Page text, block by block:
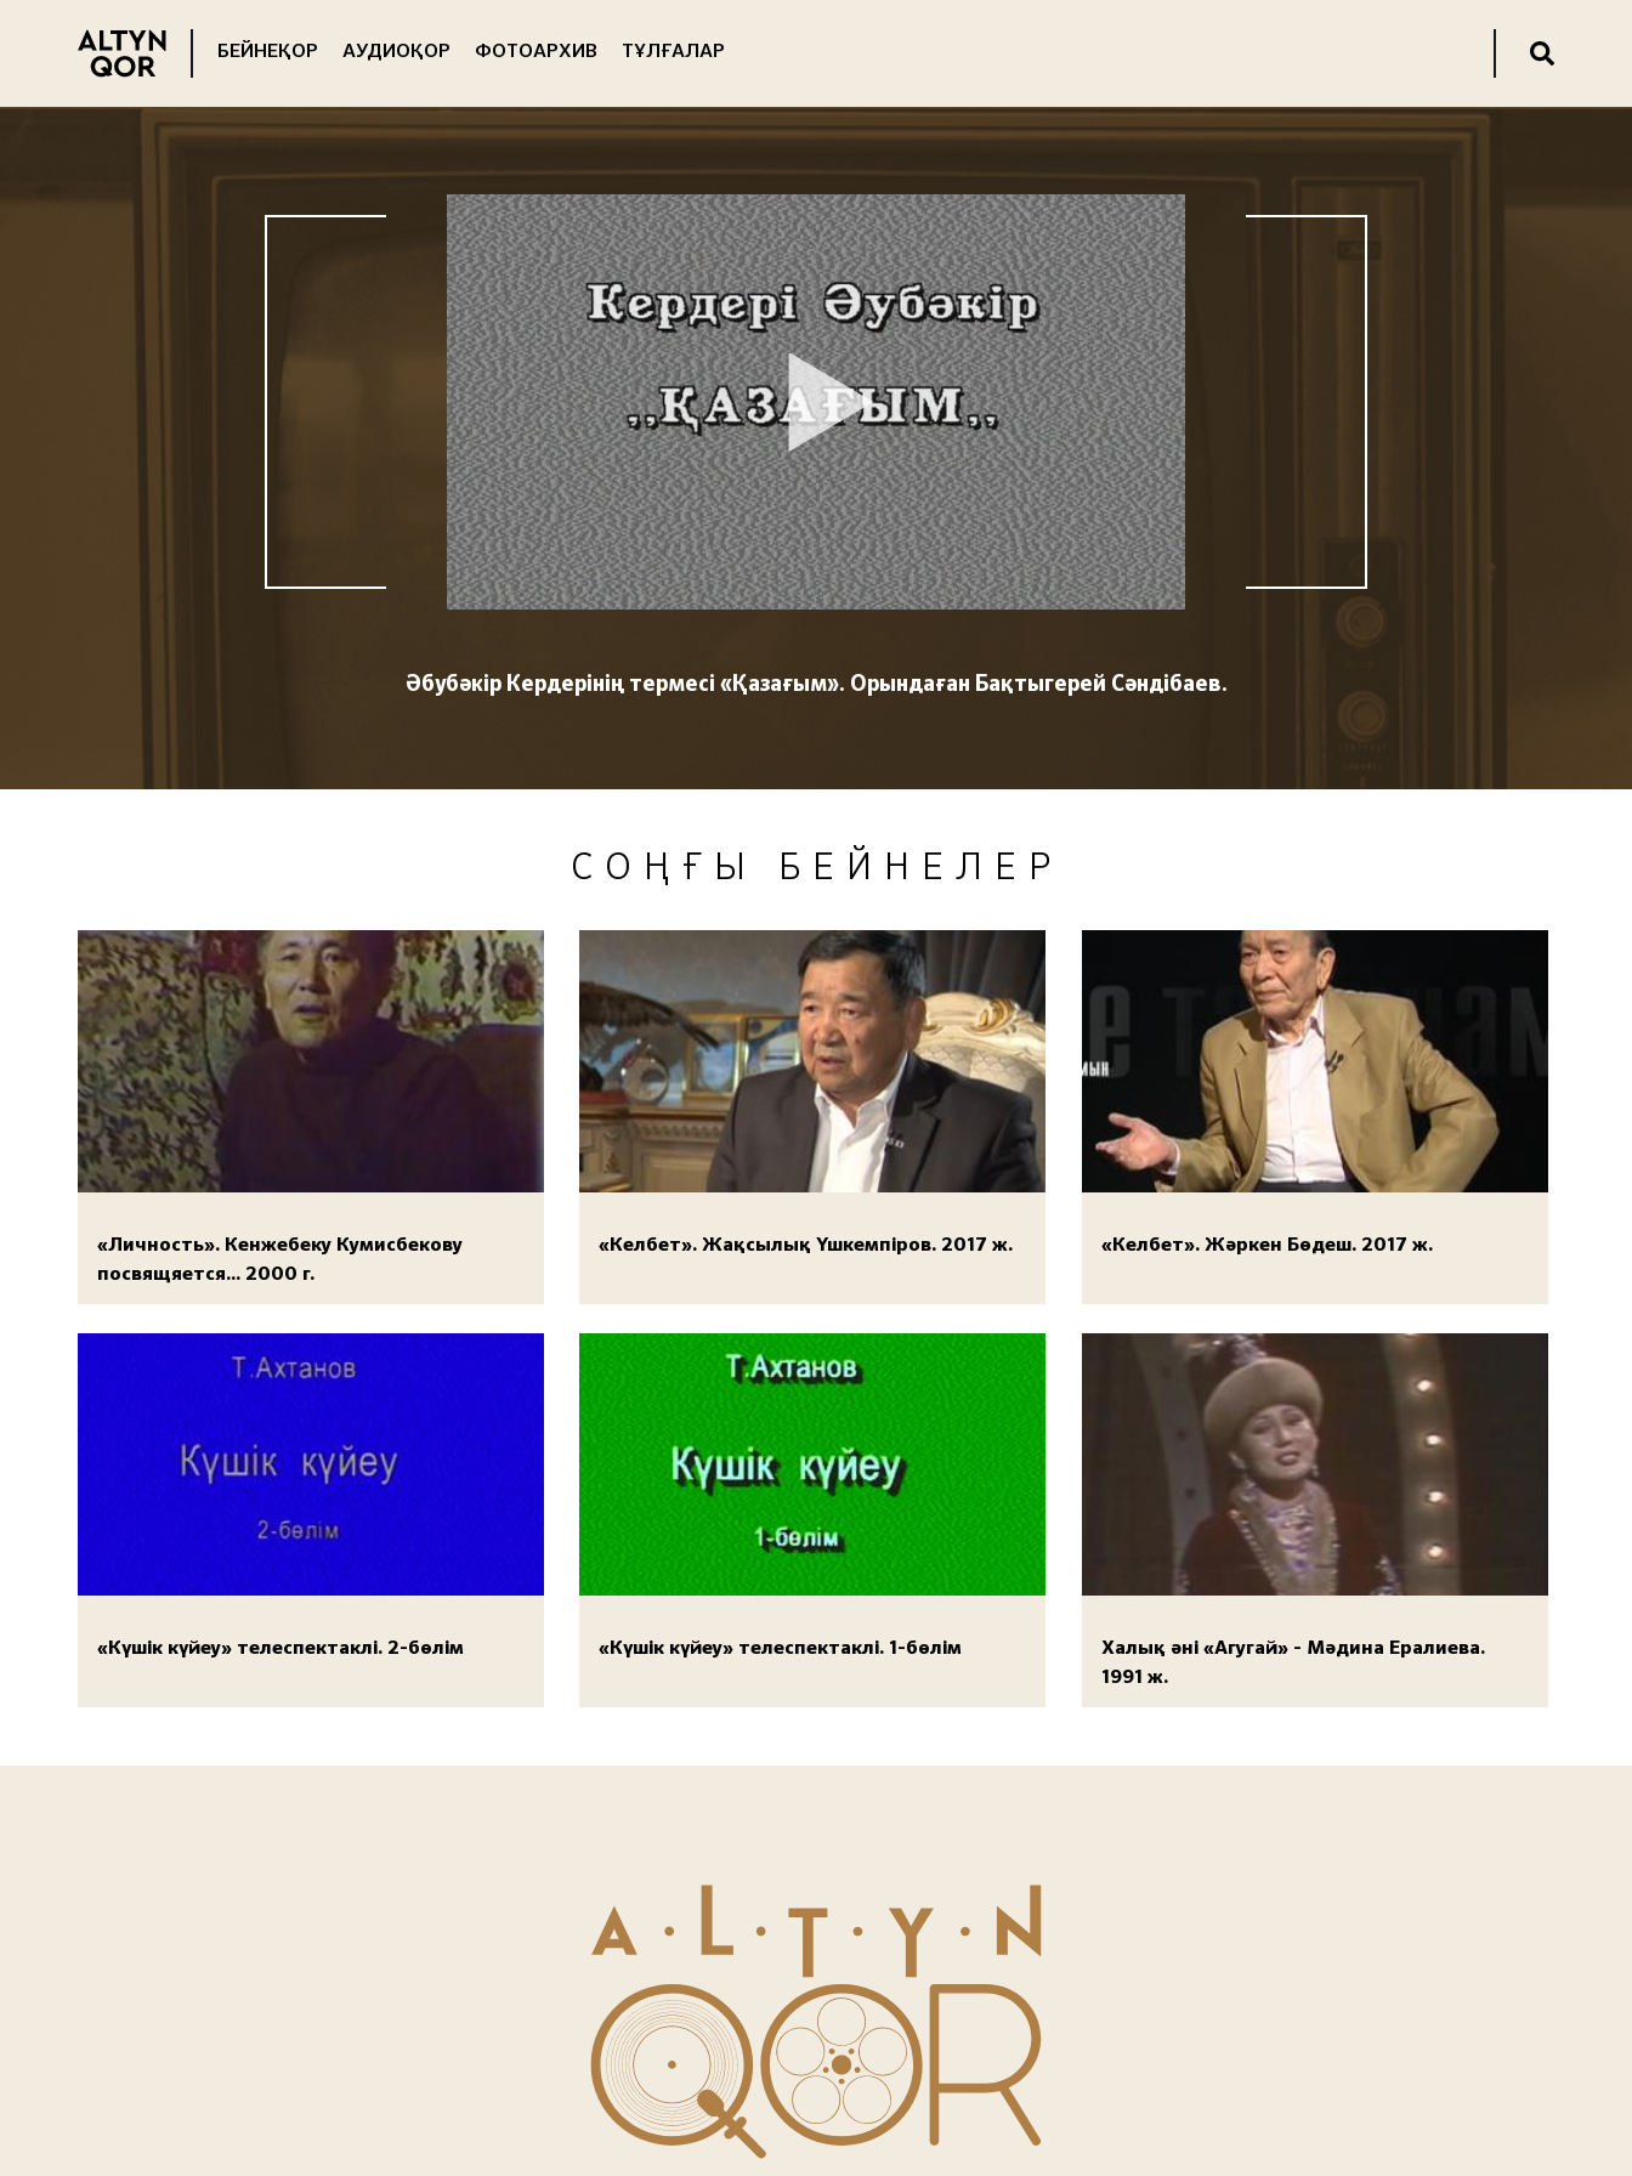
БЕЙНЕҚОР АУДИОҚОР ФОТОАРХИВ ТҰЛҒАЛАР
Әбубәкір Кердерінің термесі «Қазағым». Орындаған Бақтыгерей Сәндібаев.
СОҢҒЫ БЕЙНЕЛЕР
«Личность». Кенжебеку Кумисбекову
посвящяется... 2000 г.
«Келбет». Жақсылық Үшкемпіров. 2017 ж. «Келбет». Жәркен Бөдеш. 2017 ж.
«Күшік күйеу» телеспектаклі. 2-бөлім «Күшік күйеу» телеспектаклі. 1-бөлім
Халық әні «Агугай» - Мәдина Ералиева.
1991 ж.